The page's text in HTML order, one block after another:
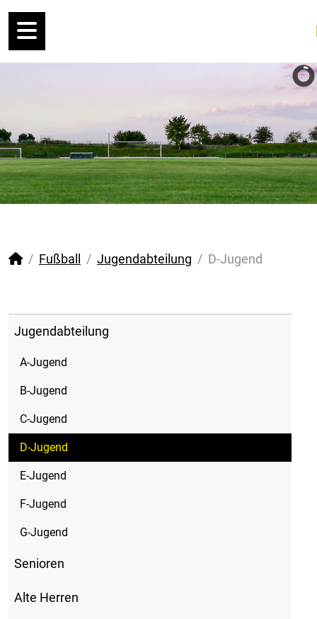
Fußball Jugendabteilung D-Jugend
Jugendabteilung
A-Jugend
B-Jugend
C-Jugend
D-Jugend
E-Jugend
F-Jugend
G-Jugend
Senioren
Alte Herren